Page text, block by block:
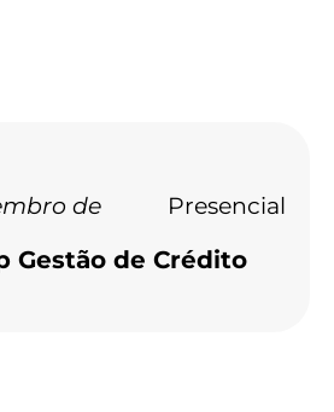
de
Presencial
Gestão de Crédito